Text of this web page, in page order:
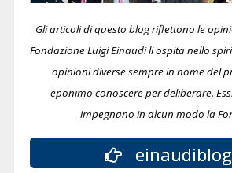
Gli articoli di questo blog riflettono le
Fondazione Luigi Einaudi li ospita nello
opinioni diverse sempre in nome del
eponimo conoscere per deliberare.
impegnano in alcun modo la